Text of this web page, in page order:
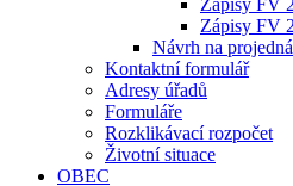
Zápisy FV
Zápisy FV
Návrh na
Kontaktní formulář
Adresy úřadů
Formuláře
Rozklikávací rozpočet
Životní situace
OBEC